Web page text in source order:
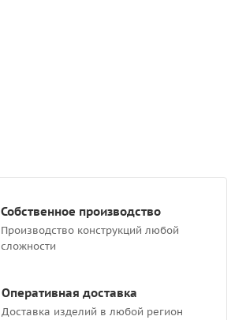
Собственное производство
Производство конструкций любой
сложности
Оперативная доставка
Доставка изделий в любой регион